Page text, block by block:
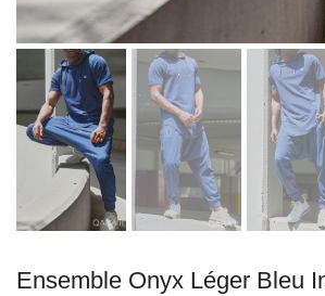
Ensemble Onyx Léger Bleu